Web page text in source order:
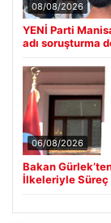
08/08/2026
YENİ Parti
adı soruşturma
06/08/2026
Bakan
İlkeleriyle